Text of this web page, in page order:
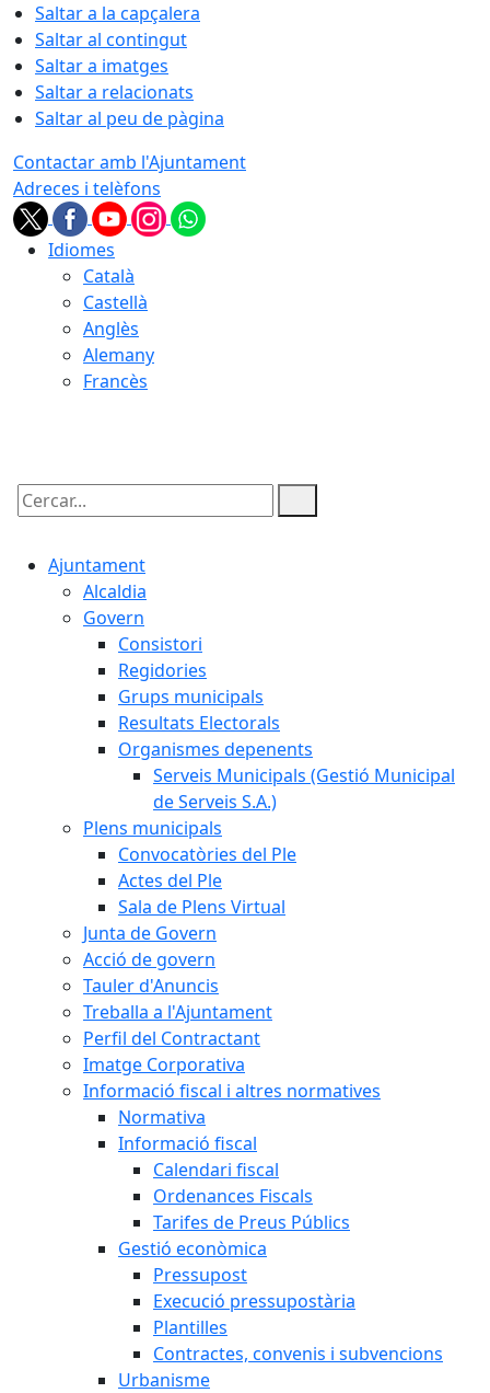
Saltar a la capçalera
Saltar al contingut
Saltar a imatges
Saltar a relacionats
Saltar al peu de pàgina
Contactar amb l'Ajuntament
Adreces i telèfons
Idiomes
Català
Castellà
Anglès
Alemany
Francès
Cercar:
Ajuntament
Alcaldia
Govern
Consistori
Regidories
Grups municipals
Resultats Electorals
Organismes depenents
Serveis Municipals (Gestió Municipal
de Serveis S.A.)
Plens municipals
Convocatòries del Ple
Actes del Ple
Sala de Plens Virtual
Junta de Govern
Acció de govern
Tauler d'Anuncis
Treballa a l'Ajuntament
Perfil del Contractant
Imatge Corporativa
Informació fiscal i altres normatives
Normativa
Informació fiscal
Calendari fiscal
Ordenances Fiscals
Tarifes de Preus Públics
Gestió econòmica
Pressupost
Execució pressupostària
Plantilles
Contractes, convenis i subvencions
Urbanisme